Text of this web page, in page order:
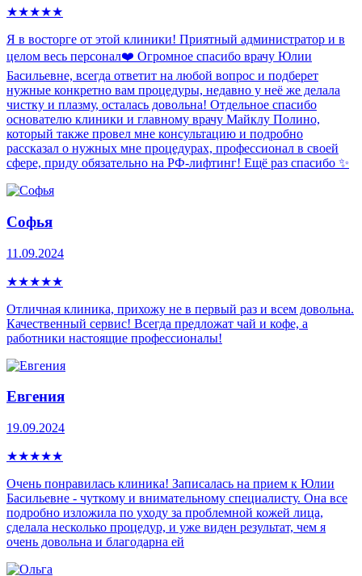
★★★★★
Я в восторге от этой клиники! Приятный администратор и в
целом весь персонал❤️ Огромное спасибо врачу Юлии
Басильевне, всегда ответит на любой вопрос и подберет
нужные конкретно вам процедуры, недавно у неё же делала
чистку и плазму, осталась довольна! Отдельное спасибо
основателю клиники и главному врачу Майклу Полино,
который также провел мне консультацию и подробно
рассказал о нужных мне процедурах, профессионал в своей
сфере, приду обязательно на РФ-лифтинг! Ещё раз спасибо ✨
Софья
11.09.2024
★★★★★
Отличная клиника, прихожу не в первый раз и всем довольна.
Качественный сервис! Всегда предложат чай и кофе, а
работники настоящие профессионалы!
Евгения
19.09.2024
★★★★★
Очень понравилась клиника! Записалась на прием к Юлии
Басильевне - чуткому и внимательному специалисту. Она все
подробно изложила по уходу за проблемной кожей лица,
сделала несколько процедур, и уже виден результат, чем я
очень довольна и благодарна ей